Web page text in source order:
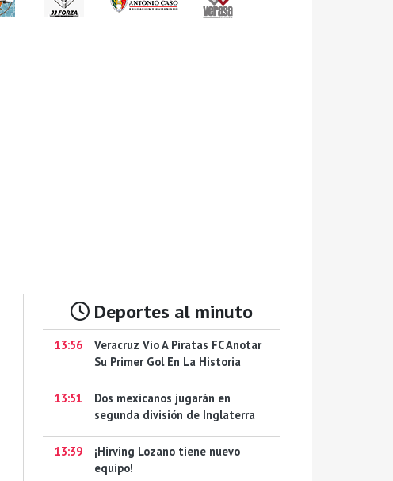
Deportes al minuto
13:56
Veracruz Vio A Piratas FC Anotar
Su Primer Gol En La Historia
13:51
Dos mexicanos jugarán en
segunda división de Inglaterra
13:39
¡Hirving Lozano tiene nuevo
equipo!